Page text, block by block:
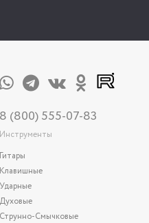
8 (800) 555-07-83
Инструменты
Гитары
Клавишные
Ударные
Духовые
Струнно-Смычковые